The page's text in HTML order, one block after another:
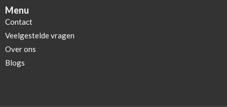
Menu
Contact
Veelgestelde vragen
Over ons
Blogs